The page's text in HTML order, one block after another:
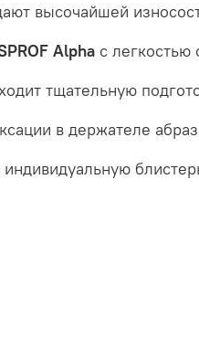
высочайшей
Alpha с легкостью
тщательную
в держателе